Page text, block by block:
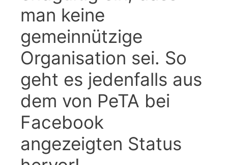
man keine
gemeinnützige
Organisation sei. So
geht es jedenfalls aus
dem von PeTA bei
Facebook
angezeigten Status